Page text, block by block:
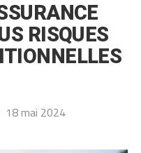
RISQUES
18 mai 2024